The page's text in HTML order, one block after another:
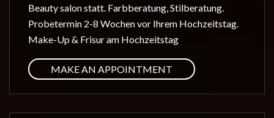
Beauty salon statt. Farbberatung, Stilberatung.
Probetermin 2-8 Wochen vor Ihrem Hochzeitstag.
Make-Up & Frisur am Hochzeitstag
MAKE AN APPOINTMENT